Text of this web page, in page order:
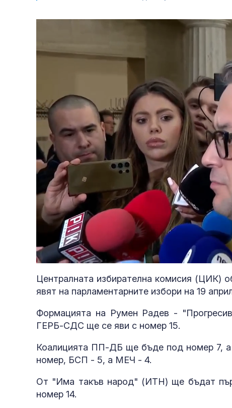
Unmute Loaded:
31.93%
Централната избирателна комисия (ЦИК)
явят на парламентарните избори на 19
Формацията на Румен Радев -
ГЕРБ-СДС ще се яви с номер 15.
Коалицията ПП-ДБ ще бъде под номер 7,
номер, БСП - 5, а МЕЧ - 4.
От "Има такъв народ" (ИТН) ще бъдат
номер 14.